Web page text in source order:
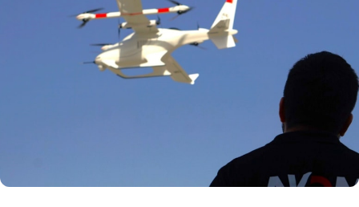
İstanbul Büyükşehir Belediyesi (İBB), afet
anında lojistik destek sağlamak, enkaz
altında canlı aramak gibi kritik konularda
hizmet verecek yüksek kapasiteli İHA satın